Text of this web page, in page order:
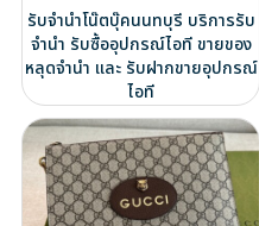
รับจำนำโน๊ตบุ๊คนนทบุรี บริการรับ
จำนำ รับซื้ออุปกรณ์ไอที ขายของ
หลุดจำนำ และ รับฝากขายอุปกรณ์
ไอที